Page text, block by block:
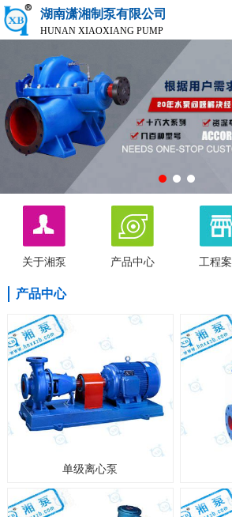
湖南潇湘制泵有限公司
HUNAN XIAOXIANG PUMP
关于湘泵 产品中心 工程
产品中心
单级离心泵